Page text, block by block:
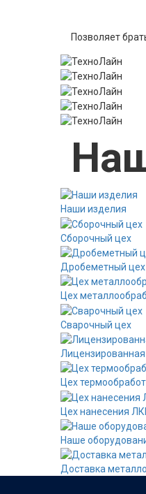
Позволяет
Наши изделия
Сборочный цех
Дробеметный цех
Цех
Сварочный цех
Цех
Цех нанесения
Наше
Доставка